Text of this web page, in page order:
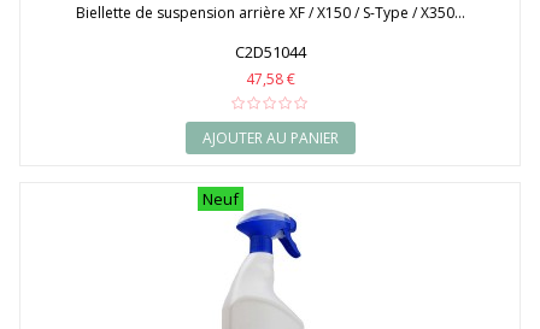
Biellette de suspension arrière XF / X150 / S-Type / X350...
C2D51044
47,58 €
AJOUTER AU PANIER
Neuf